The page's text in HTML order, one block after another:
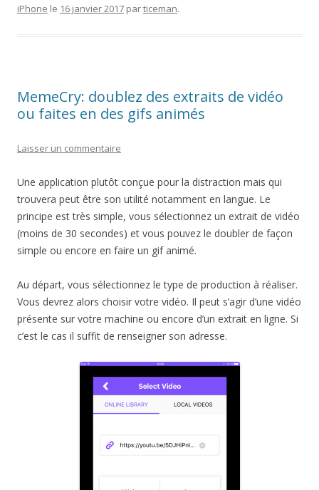
iPhone le 16 janvier 2017 particeman.
MemeCry: doublez des extraits de vidéo
ou faites en des gifs animés
Laisser un commentaire
Une application plutôt conçue pour la distraction mais qui
trouvera peut être son utilité notamment en langue. Le
principe est très simple, vous sélectionnez un extrait de vidéo
(moins de 30 secondes) et vous pouvez le doubler de façon
simple ou encore en faire un gif animé.
Au départ, vous sélectionnez le type de production à réaliser.
Vous devrez alors choisir votre vidéo. Il peut s’agir d’une vidéo
présente sur votre machine ou encore d’un extrait en ligne. Si
c’est le cas il suffit de renseigner son adresse.